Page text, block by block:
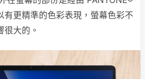
有更精準的色彩表現，螢幕色彩不
很大的。